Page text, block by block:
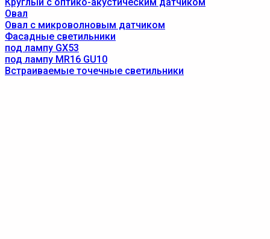
Овал
Овал с микроволновым датчиком
Фасадные светильники
под лампу GX53
под лампу MR16 GU10
Встраиваемые точечные светильники